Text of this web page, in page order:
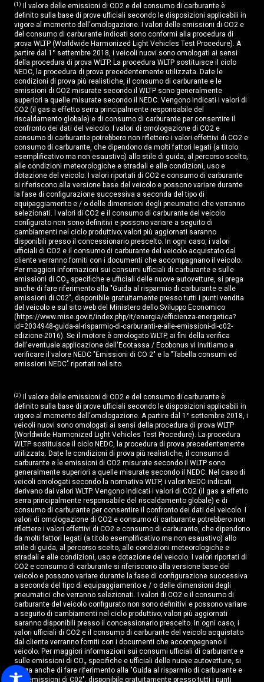
Sensore pioggia
Sensori di parcheggio anteriori e posteriori
Servosterzo elettrico
Sistema E-call
Sistema audio con 6 altoparlanti e 2 microfoni
Sistema di Assistenza al Mantenimento di Corsia
(LKA)
Sistema di Assistenza alla Velocità (SAS)
Sistema di monitoraggio pressione pneumatici
(TPMS)
Specchietti esterni colore carrozzeria
Specchietti esterni con indicatore di direzione
Specchietti esterni con regolazione elettrica
Specchietti esterni con ripiegamento automatico
Specchietti esterni termici
Spoiler
Tasca porta documenti dietro i sedili anteriori
Telecamera posteriore con linee guida dinamiche
Touchscreen 10.1" a colori
Vernice Standard
Volante multifunzione in pelle con impunture
(1)
Il valore delle emissioni di CO2 e del consumo di carburante è
definito sulla base di prove ufficiali secondo le disposizioni applicabili in
vigore al momento dell'omologazione. I valori delle emissioni di CO2 e
del consumo di carburante indicati sono conformi alla procedura di
prova WLTP (Worldwide Harmonized Light Vehicles Test Procedure). A
partire dal 1° settembre 2018, i veicoli nuovi sono omologati ai sensi
della procedura di prova WLTP. La procedura WLTP sostituisce il ciclo
NEDC, la procedura di prova precedentemente utilizzata. Date le
condizioni di prova più realistiche, il consumo di carburante e le
emissioni di CO2 misurate secondo il WLTP sono generalmente
superiori a quelle misurate secondo il NEDC. Vengono indicati i valori di
CO2 (il gas a effetto serra principalmente responsabile del
riscaldamento globale) e di consumo di carburante per consentire il
confronto dei dati del veicolo. I valori di omologazione di CO2 e
consumo di carburante potrebbero non riflettere i valori effettivi di CO2 e
consumo di carburante, che dipendono da molti fattori legati (a titolo
esemplificativo ma non esaustivo) allo stile di guida, al percorso scelto,
alle condizioni meteorologiche e stradali e alle condizioni, uso e
dotazione del veicolo. I valori riportati di CO2 e consumo di carburante
si riferiscono alla versione base del veicolo e possono variare durante
la fase di configurazione successiva a seconda del tipo di
equipaggiamento e / o delle dimensioni degli pneumatici che verranno
selezionati. I valori di CO2 e il consumo di carburante del veicolo
configurato non sono definitivi e possono variare a seguito di
cambiamenti nel ciclo produttivo; valori più aggiornati saranno
disponibili presso il concessionario prescelto. In ogni caso, i valori
ufficiali di CO2 e il consumo di carburante del veicolo acquistato dal
cliente verranno forniti con i documenti che accompagnano il veicolo.
Per maggiori informazioni sui consumi ufficiali di carburante e sulle
emissioni di CO₂ specifiche e ufficiali delle nuove autovetture, si prega
anche di fare riferimento alla "Guida al risparmio di carburante e alle
emissioni di C02", disponibile gratuitamente presso tutti i punti vendita
del veicolo e sul sito web del Ministero dello Sviluppo Economico
(https://www.mise.gov.it/index.php/it/energia/efficienza-energetica?
id=2034948-guida-al-risparmio-di-carburanti-e-alle-emissioni-di-c02-
edizione-2016). Se il motore è omologato WLTP, ai fini della verifica
dell'eventuale applicazione dell'Ecotassa / Ecobonus vi invitiamo a
verificare il valore NEDC "Emissioni di CO 2" e la "Tabella consumi ed
emissioni NEDC" riportati nel sito.
(2)
Il valore delle emissioni di CO2 e del consumo di carburante è
definito sulla base di prove ufficiali secondo le disposizioni applicabili in
vigore al momento dell'omologazione. A partire dal 1° settembre 2018, i
veicoli nuovi sono omologati ai sensi della procedura di prova WLTP
(Worldwide Harmonized Light Vehicles Test Procedure). La procedura
WLTP sostituisce il ciclo NEDC, la procedura di prova precedentemente
utilizzata. Date le condizioni di prova più realistiche, il consumo di
carburante e le emissioni di CO2 misurate secondo il WLTP sono
generalmente superiori a quelle misurate secondo il NEDC. Nel caso di
veicoli omologati secondo la normativa WLTP, i valori NEDC indicati
derivano dai valori WLTP. Vengono indicati i valori di CO2 (il gas a effetto
serra principalmente responsabile del riscaldamento globale) e di
consumo di carburante per consentire il confronto dei dati del veicolo. I
valori di omologazione di CO2 e consumo di carburante potrebbero non
riflettere i valori effettivi di CO2 e consumo di carburante, che dipendono
da molti fattori legati (a titolo esemplificativo ma non esaustivo) allo
stile di guida, al percorso scelto, alle condizioni meteorologiche e
stradali e alle condizioni, uso e dotazione del veicolo. I valori riportati di
CO2 e consumo di carburante si riferiscono alla versione base del
veicolo e possono variare durante la fase di configurazione successiva
a seconda del tipo di equipaggiamento e / o delle dimensioni degli
pneumatici che verranno selezionati. I valori di CO2 e il consumo di
carburante del veicolo configurato non sono definitivi e possono variare
a seguito di cambiamenti nel ciclo produttivo; valori più aggiornati
saranno disponibili presso il concessionario prescelto. In ogni caso, i
valori ufficiali di CO2 e il consumo di carburante del veicolo acquistato
dal cliente verranno forniti con i documenti che accompagnano il
veicolo. Per maggiori informazioni sui consumi ufficiali di carburante e
sulle emissioni di CO₂ specifiche e ufficiali delle nuove autovetture, si
prega anche di fare riferimento alla "Guida al risparmio di carburante e
alle emissioni di C02", disponibile gratuitamente presso tutti i punti